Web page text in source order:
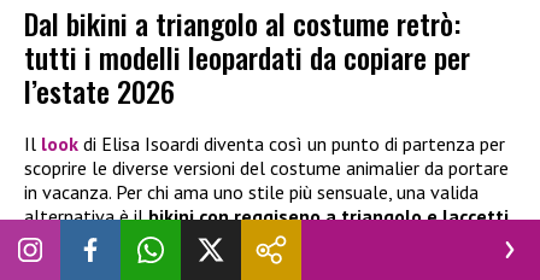
Dal bikini a triangolo al costume retrò:
tutti i modelli leopardati da copiare per
l’estate 2026
Il look di Elisa Isoardi diventa così un punto di partenza per
scoprire le diverse versioni del costume animalier da portare
in vacanza. Per chi ama uno stile più sensuale, una valida
alternativa è ilbikini con reggiseno a triangolo e laccetti
regolabili
, da annodare in diversi modi per creare anche una
scollatura effetto halter. Anche in questo caso lo slip con